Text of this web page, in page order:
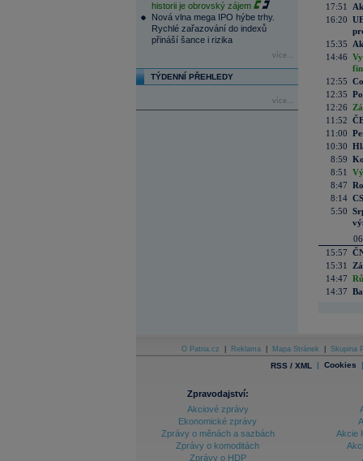
historii je obrovský zájem
Nová vlna mega IPO hýbe trhy.
Rychlé zařazování do indexů
přináší šance i rizika
více...
TÝDENNÍ PŘEHLEDY
více...
17:51
16:20
15:35
14:46
12:55
12:35
12:26
11:52
11:00
10:30
8:59
8:51
8:47
8:14
5:50
15:57
15:31
14:47
14:37
O Patria.cz Reklama Mapa Stránek Skupina
RSS / XML | Cookies |
Zpravodajství:
Akciové zprávy
Ekonomické zprávy
Zprávy o měnách a sazbách
Zprávy o komoditách
Zprávy o HDP
Akcie